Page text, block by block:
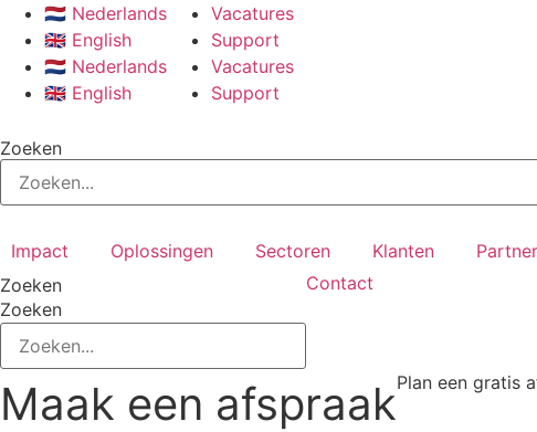
🇳🇱 Nederlands
🇬🇧 English
🇳🇱 Nederlands
🇬🇧 English
Vacatures
Support
Vacatures
Support
Zoeken
Impact Oplossingen Sectoren Klanten
Zoeken
Zoeken
Contact
Maak een afspraakPlan een gratis